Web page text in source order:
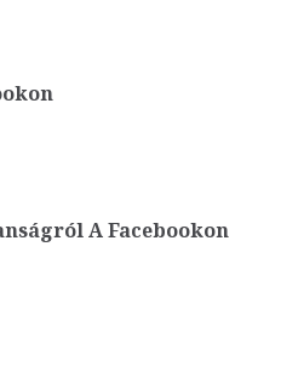
A Facebookon